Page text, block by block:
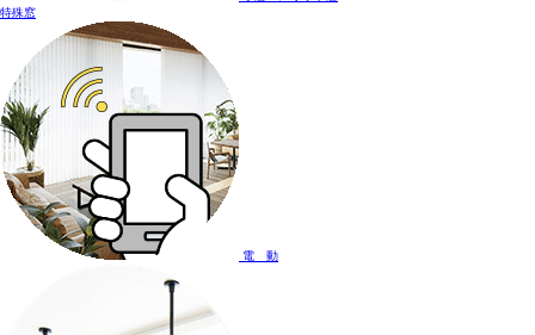
特殊窓
電 動